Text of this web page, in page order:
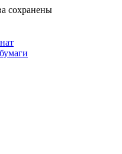
сохранены